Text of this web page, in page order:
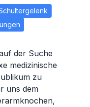
der Suche
medizinische
zu
uns dem